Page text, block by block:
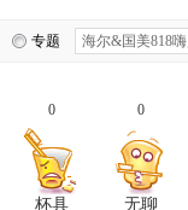
专题
0
杯具
0
无聊